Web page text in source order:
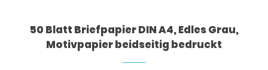
50 Blatt Briefpapier DIN A4, Edles Grau,
Motivpapier beidseitig bedruckt